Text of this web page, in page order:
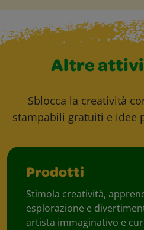
Altre
Sblocca la creatività
stampabili gratuiti e idee
Prodotti
Stimola creatività,
esplorazione e
artista immaginativo e